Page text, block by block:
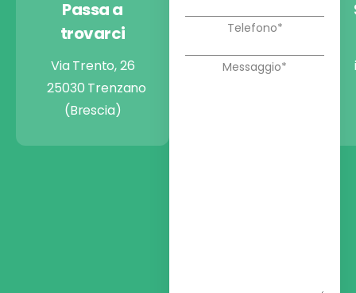
Passa a
trovarci
Via Trento, 26
25030 Trenzano
(Brescia)